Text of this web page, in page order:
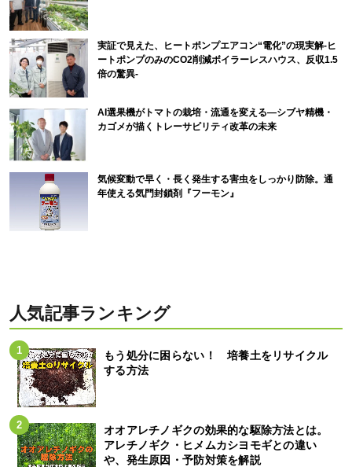
実証で見えた、ヒートポンプエアコン“電化”の現実解-ヒ
ートポンプのみのCO2削減ボイラーレスハウス、反収1.5
倍の驚異-
AI選果機がトマトの栽培・流通を変える―シブヤ精機・
カゴメが描くトレーサビリティ改革の未来
気候変動で早く・長く発生する害虫をしっかり防除。通
年使える気門封鎖剤『フーモン』
人気記事ランキング
もう処分に困らない！ 培養土をリサイクル
する方法
オオアレチノギクの効果的な駆除方法とは。
アレチノギク・ヒメムカシヨモギとの違い
や、発生原因・予防対策を解説